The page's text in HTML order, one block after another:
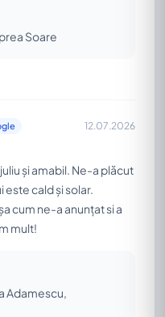
Soare
12.07.2026
și amabil. Ne-a plăcut
cald și solar.
cum ne-a anunțat si a
mult!
Adamescu,